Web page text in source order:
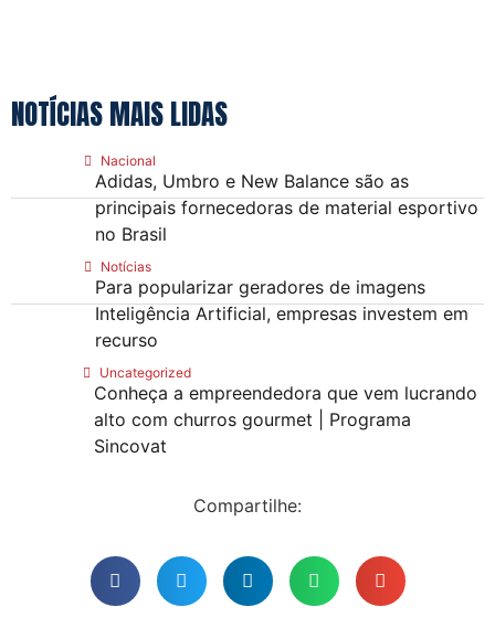
NOTÍCIAS MAIS LIDAS
Nacional
Adidas, Umbro e New Balance são as
principais fornecedoras de material esportivo
no Brasil
Notícias
Para popularizar geradores de imagens
Inteligência Artificial, empresas investem em
recurso
Uncategorized
Conheça a empreendedora que vem lucrando
alto com churros gourmet | Programa
Sincovat
Compartilhe: